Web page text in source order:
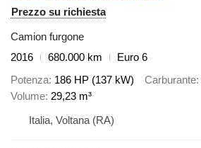
Prezzo su richiesta
Camion furgone
2016
680.000 km
Euro 6
Potenza 186 HP (137 kW) Carburante
Volume 29,23 m³
Italia, Voltana (RA)